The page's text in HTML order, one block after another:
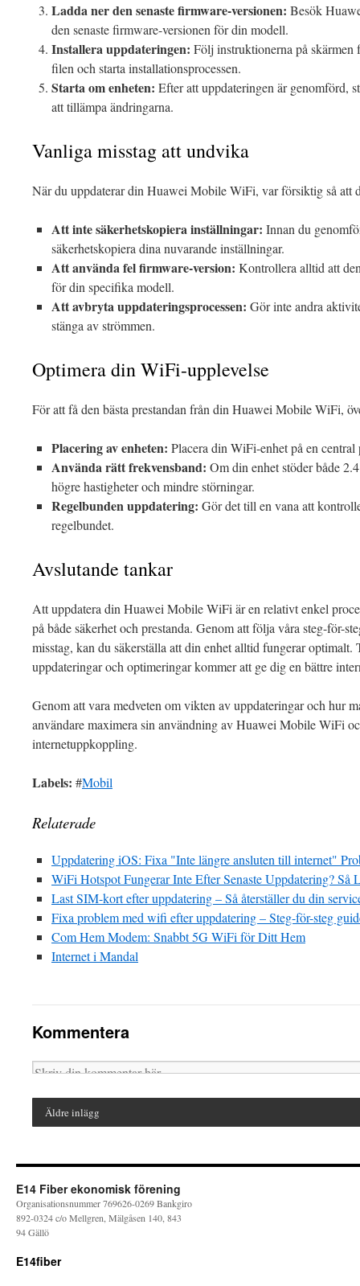
Ladda ner den senaste firmware-versionen: Besök
den senaste firmware-versionen för din modell.
Installera uppdateringen: Följ instruktionerna på skärmen
filen och starta installationsprocessen.
Starta om enheten: Efter att uppdateringen är
att tillämpa ändringarna.
Vanliga misstag att undvika
När du uppdaterar din Huawei Mobile WiFi, var försiktig så att
Att inte säkerhetskopiera inställningar: Innan du
säkerhetskopiera dina nuvarande inställningar.
Att använda fel firmware-version: Kontrollera alltid att
för din specifika modell.
Att avbryta uppdateringsprocessen: Gör inte andra
stänga av strömmen.
Optimera din WiFi-upplevelse
För att få den bästa prestandan från din Huawei Mobile WiFi,
Placering av enheten: Placera din WiFi-enhet på en
Använda rätt frekvensband: Om din enhet stöder både
högre hastigheter och mindre störningar.
Regelbunden uppdatering: Gör det till en vana att
regelbundet.
Avslutande tankar
Att uppdatera din Huawei Mobile WiFi är en relativt enkel
på både säkerhet och prestanda. Genom att följa våra steg-för-
misstag, kan du säkerställa att din enhet alltid fungerar optimalt.
uppdateringar och optimeringar kommer att ge dig en bättre
Genom att vara medveten om vikten av uppdateringar och hur
användare maximera sin användning av Huawei Mobile WiFi
internetuppkoppling.
Labels: #Mobil
Relaterade
Uppdatering iOS: Fixa "Inte längre ansluten till internet"
WiFi Hotspot Fungerar Inte Efter Senaste Uppdatering? Så
Last SIM-kort efter uppdatering – Så återställer du din
Fixa problem med wifi efter uppdatering – Steg-för-steg
Com Hem Modem: Snabbt 5G WiFi för Ditt Hem
Internet i Mandal
Kommentera
Äldre inlägg
E14 Fiber ekonomisk förening
Organisationsnummer 769626-0269 Bankgiro
892-0324 c/o Mellgren, Mälgåsen 140, 843
94 Gällö
E14fiber